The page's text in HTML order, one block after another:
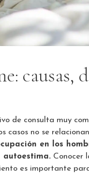
causas,
de consulta muy
casos no se
en los
autoestima. Conocer
es importante